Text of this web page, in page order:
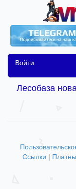
Войти
Лесобаза
Ссылки |